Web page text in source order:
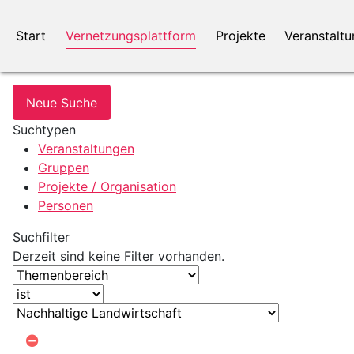
Start Vernetzungsplattform Projekte
Neue Suche
Suchtypen
Veranstaltungen
Gruppen
Projekte / Organisation
Personen
Suchfilter
Derzeit sind keine Filter vorhanden.